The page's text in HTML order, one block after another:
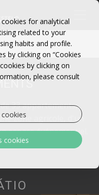
33 appartements,
zone agricole, d'un
espace événementiel.
for analytical
related to your
habits and profile.
by clicking on “Cookies
by clicking on
please consult
cookies